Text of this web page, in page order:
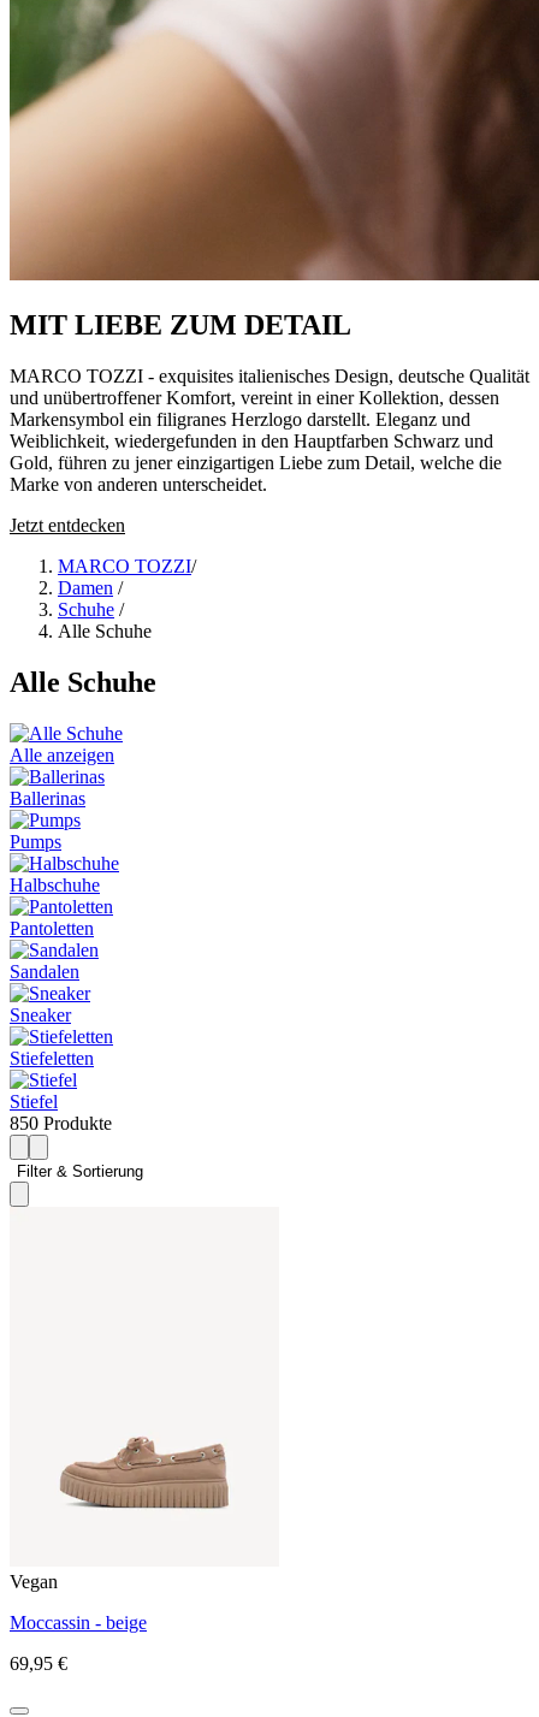
MIT LIEBE ZUM DETAIL
MARCO TOZZI - exquisites italienisches Design, deutsche Qualität
und unübertroffener Komfort, vereint in einer Kollektion, dessen
Markensymbol ein filigranes Herzlogo darstellt. Eleganz und
Weiblichkeit, wiedergefunden in den Hauptfarben Schwarz und
Gold, führen zu jener einzigartigen Liebe zum Detail, welche die
Marke von anderen unterscheidet.
Jetzt entdecken
MARCO TOZZI/
Damen /
Schuhe /
Alle Schuhe
Alle Schuhe
Alle anzeigen
Ballerinas
Pumps
Halbschuhe
Pantoletten
Sandalen
Sneaker
Stiefeletten
Stiefel
850 Produkte
Vegan
Moccassin - beige
69,95 €